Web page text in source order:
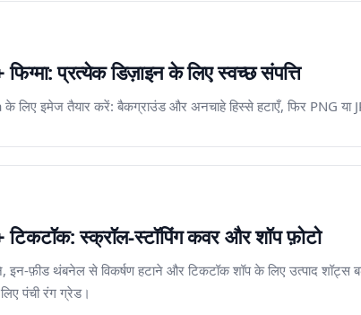
प्रत्येक डिज़ाइन के लिए स्वच्छ संपत्ति
इमेज तैयार करें: बैकग्राउंड और अनचाहे हिस्से हटाएँ, फिर PNG या
स्क्रॉल-स्टॉपिंग कवर और शॉप फ़ोटो
इन-फ़ीड थंबनेल से विकर्षण हटाने और टिकटॉक शॉप के लिए उत्पाद
पंची रंग ग्रेड।